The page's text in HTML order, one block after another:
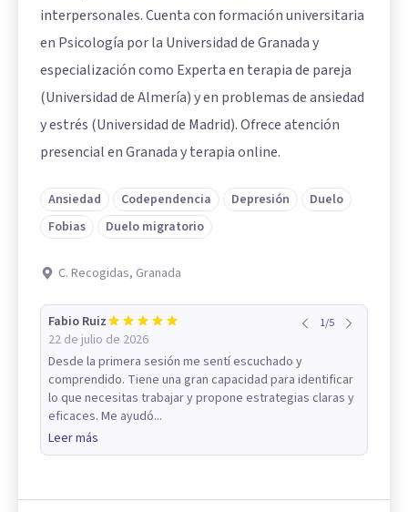
interpersonales. Cuenta con formación universitaria
en Psicología por la Universidad de Granada y
especialización como Experta en terapia de pareja
(Universidad de Almería) y en problemas de ansiedad
y estrés (Universidad de Madrid). Ofrece atención
presencial en Granada y terapia online.
Ansiedad Codependencia Depresión
Duelo
Fobias
Duelo migratorio
C. Recogidas, Granada
Fabio Ruiz
22 de julio de 2026
1/5
Desde la primera sesión me sentí escuchado y
comprendido. Tiene una gran capacidad para identificar
lo que necesitas trabajar y propone estrategias claras y
eficaces. Me ayudó...
Leer más